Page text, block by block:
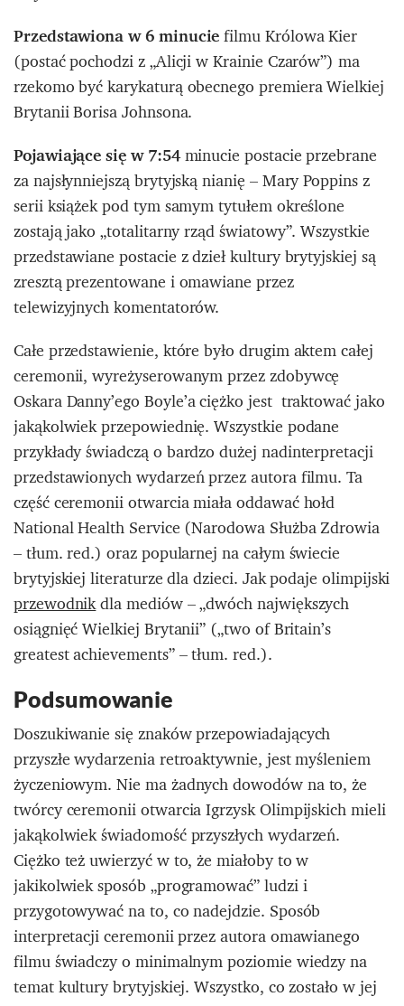
Przedstawiona w 6 minuciefilmu Królowa Kier
(postać pochodzi z „Alicji w Krainie Czarów”) ma
rzekomo być karykaturą obecnego premiera Wielkiej
Brytanii Borisa Johnsona.
Pojawiające się w 7:54minucie postacie przebrane
za najsłynniejszą brytyjską nianię – Mary Poppins z
serii książek pod tym samym tytułem określone
zostają jako „totalitarny rząd światowy”. Wszystkie
przedstawiane postacie z dzieł kultury brytyjskiej są
zresztą prezentowane i omawiane przez
telewizyjnych komentatorów.
Całe przedstawienie, które było drugim aktem całej
ceremonii, wyreżyserowanym przez zdobywcę
Oskara Danny’ego Boyle’a ciężko jest traktować jako
jakąkolwiek przepowiednię. Wszystkie podane
przykłady świadczą o bardzo dużej nadinterpretacji
przedstawionych wydarzeń przez autora filmu. Ta
część ceremonii otwarcia miała oddawać hołd
National Health Service (Narodowa Służba Zdrowia
– tłum. red.) oraz popularnej na całym świecie
brytyjskiej literaturze dla dzieci. Jak podaje olimpijski
przewodnikdla mediów – „dwóch największych
osiągnięć Wielkiej Brytanii” („two of Britain’s
greatest achievements” – tłum. red.).
Podsumowanie
Doszukiwanie się znaków przepowiadających
przyszłe wydarzenia retroaktywnie, jest myśleniem
życzeniowym. Nie ma żadnych dowodów na to, że
twórcy ceremonii otwarcia Igrzysk Olimpijskich mieli
jakąkolwiek świadomość przyszłych wydarzeń.
Ciężko też uwierzyć w to, że miałoby to w
jakikolwiek sposób „programować” ludzi i
przygotowywać na to, co nadejdzie. Sposób
interpretacji ceremonii przez autora omawianego
filmu świadczy o minimalnym poziomie wiedzy na
temat kultury brytyjskiej. Wszystko, co zostało w jej